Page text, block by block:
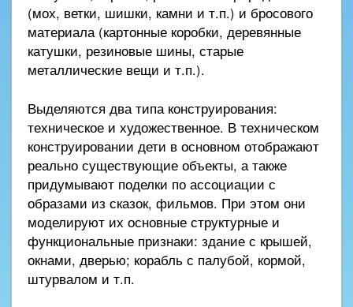
(мох, ветки, шишки, камни и т.п.) и бросового
материала (картонные коробки, деревянные
катушки, резиновые шины, старые
металлические вещи и т.п.).
Выделяются два типа конструирования:
техническое и художественное. В техническом
конструировании дети в основном отображают
реально существующие объекты, а также
придумывают поделки по ассоциации с
образами из сказок, фильмов. При этом они
моделируют их основные структурные и
функциональные признаки: здание с крышей,
окнами, дверью; корабль с палубой, кормой,
штурвалом и т.п.